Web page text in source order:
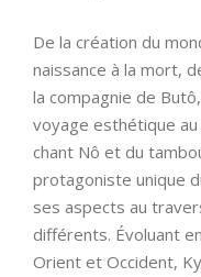
De la création du
naissance à la mort,
la compagnie de
voyage esthétique
chant Nô et du
protagoniste unique
ses aspects au
différents. Évoluant
Orient et Occident,